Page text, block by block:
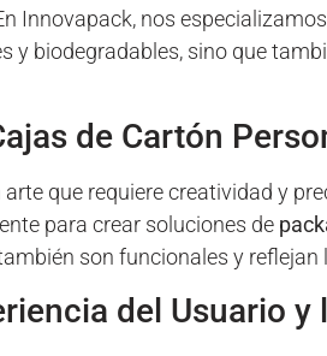
Innovapack, nos
y biodegradables, sino que
de Cartón
que requiere creatividad y
para crear soluciones de
son funcionales y reflejan
del Usuario